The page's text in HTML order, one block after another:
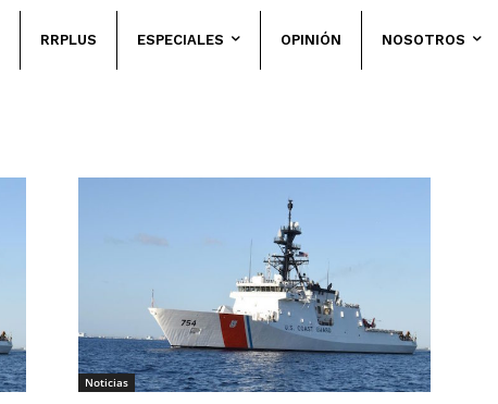
RRPLUS ESPECIALES OPINIÓN NOSOTROS
Noticias